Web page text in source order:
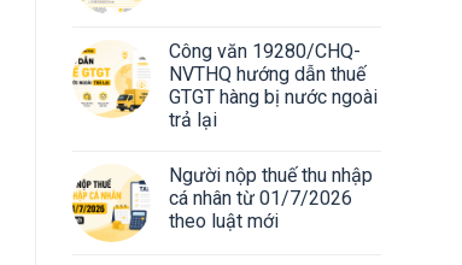
Công văn 19280/CHQ-
NVTHQ hướng dẫn thuế
GTGT hàng bị nước ngoài
trả lại
Người nộp thuế thu nhập
cá nhân từ 01/7/2026
theo luật mới